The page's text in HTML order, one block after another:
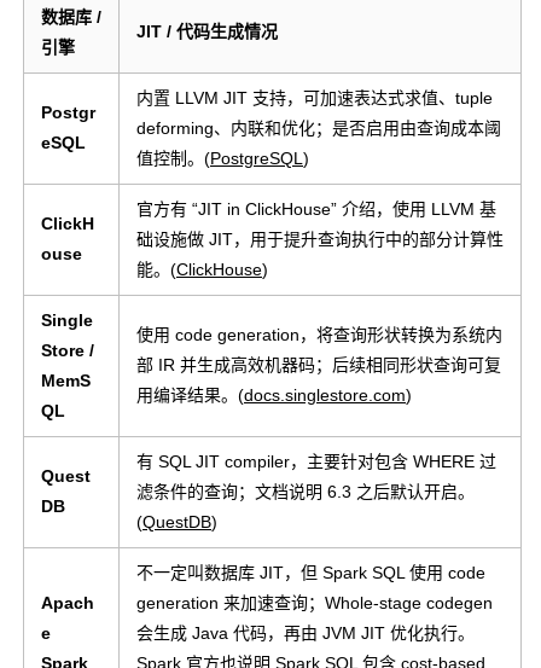
数据库 /
引擎
JIT / 代码生成情况
Postgr
eSQL
内置 LLVM JIT 支持，可加速表达式求值、tuple
deforming、内联和优化；是否启用由查询成本阈
值控制。(PostgreSQL )
ClickH
ouse
官方有 “JIT in ClickHouse” 介绍，使用 LLVM 基
础设施做 JIT，用于提升查询执行中的部分计算性
能。(ClickHouse)
Single
Store /
MemS
QL
使用 code generation，将查询形状转换为系统内
部 IR 并生成高效机器码；后续相同形状查询可复
用编译结果。(docs.singlestore.com)
Quest
DB
有 SQL JIT compiler，主要针对包含 WHERE 过
滤条件的查询；文档说明 6.3 之后默认开启。
(QuestDB)
Apach
e
Spark
不一定叫数据库 JIT，但 Spark SQL 使用 code
generation 来加速查询；Whole-stage codegen
会生成 Java 代码，再由 JVM JIT 优化执行。
Spark 官方也说明 Spark SQL 包含 cost-based